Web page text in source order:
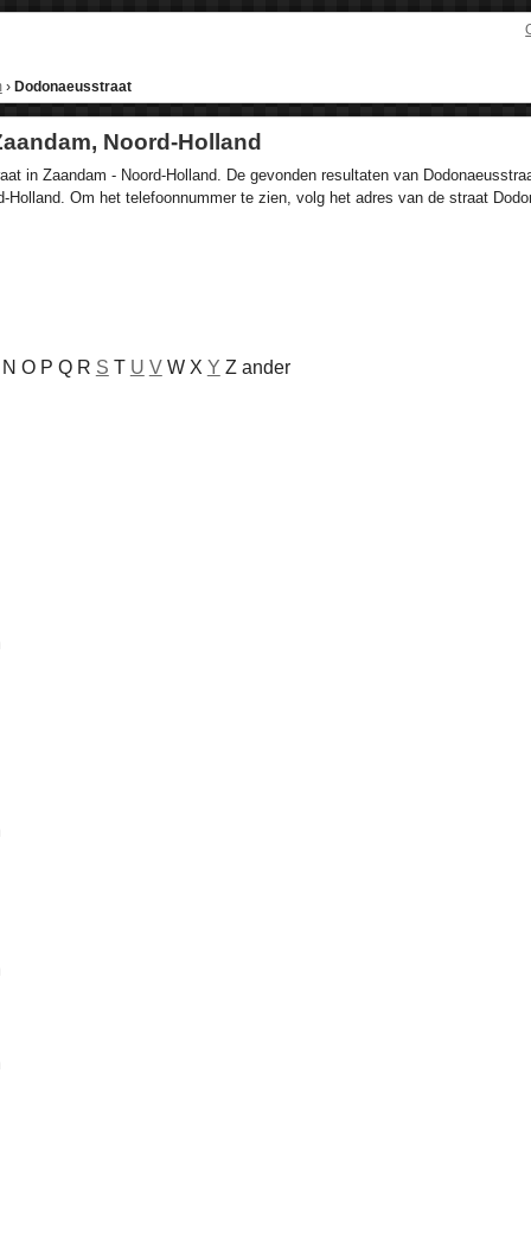
› Dodonaeusstraat
Noord-Holland
in Zaandam - Noord-Holland. De gevonden resultaten van
Holland. Om het telefoonnummer te zien, volg het adres van de straat
N O P Q R S T U V W X Y Z ander